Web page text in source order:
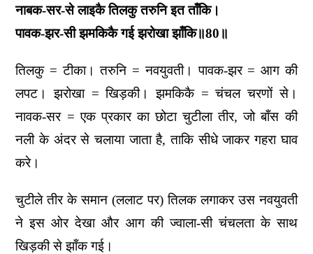
नाबक-सर-से लाइकै तिलकु तरुनि इत ताँकि।
पावक-झर-सी झमकिकै गई झरोखा झाँकि॥80॥
तिलकु = टीका। तरुनि = नवयुवती। पावक-झर = आग की
लपट। झरोखा = खिड़की। झमकिकै = चंचल चरणों से।
नावक-सर = एक प्रकार का छोटा चुटीला तीर, जो बाँस की
नली के अंदर से चलाया जाता है, ताकि सीधे जाकर गहरा घाव
करे।
चुटीले तीर के समान (ललाट पर) तिलक लगाकर उस नवयुवती
ने इस ओर देखा और आग की ज्वाला-सी चंचलता के साथ
खिड़की से झाँक गई।